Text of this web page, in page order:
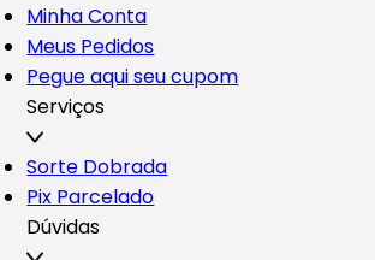
Minha Conta
Meus Pedidos
Pegue aqui seu cupom
Serviços
Sorte Dobrada
Pix Parcelado
Dúvidas